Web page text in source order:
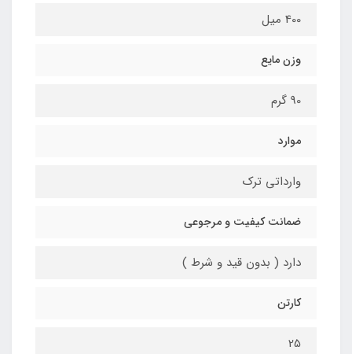
400 میل
وزن مایع
90 گرم
موارد
وارداتی ترک
ضمانت کیفیت و مرجوعی
دارد ( بدون قید و شرط )
کارتن
25